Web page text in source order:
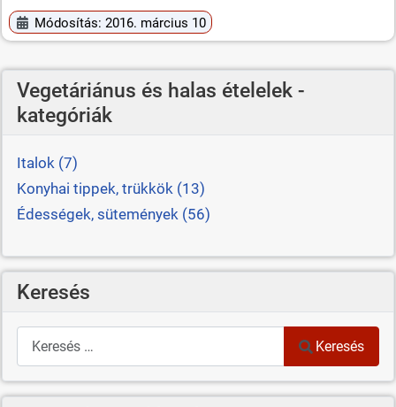
Módosítás: 2016. március 10
Vegetáriánus és halas ételelek -
kategóriák
Italok (7)
Konyhai tippek, trükkök (13)
Édességek, sütemények (56)
Keresés
Keresés
Keresés